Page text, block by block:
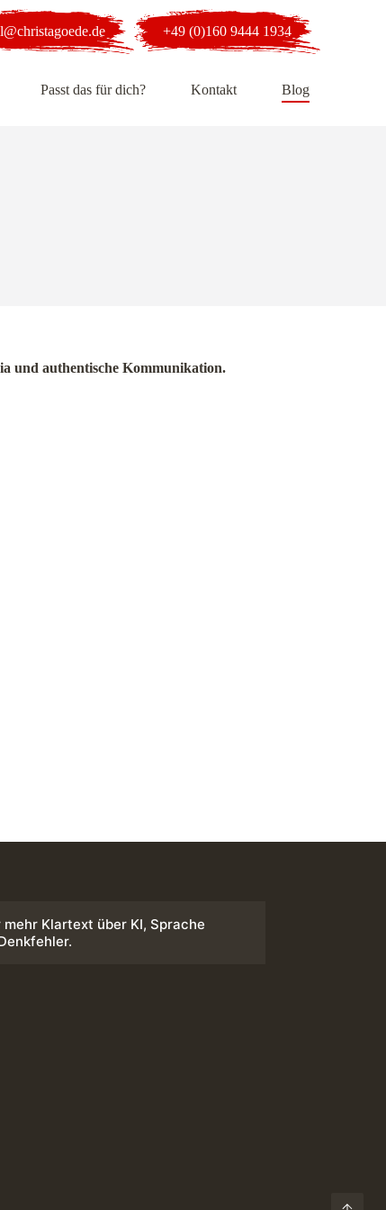
+49 (0)160 9444 1934
Passt das für dich? Kontakt Blog
und authentische Kommunikation.
Klartext über KI, Sprache